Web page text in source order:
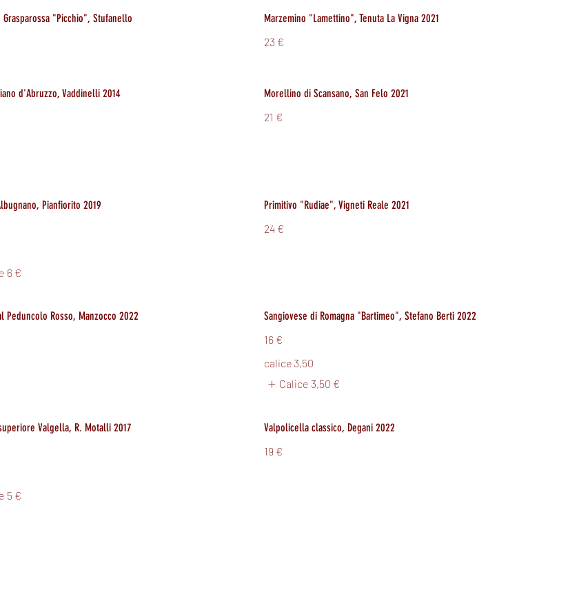
Grasparossa "Picchio", Stufanello
Marzemino "Lamettino", Tenuta La Vigna 2021
23 €
d'Abruzzo, Vaddinelli 2014
Morellino di Scansano, San Felo 2021
21 €
Pianfiorito 2019
6 €
Primitivo "Rudiae", Vigneti Reale 2021
24 €
Peduncolo Rosso, Manzocco 2022
Sangiovese di Romagna "Bartimeo", Stefano Berti 2022
16 €
calice 3,50
Calice 3,50 €
Valgella, R. Motalli 2017
5 €
Valpolicella classico, Degani 2022
19 €